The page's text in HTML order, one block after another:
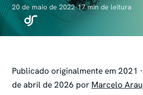
20 de maio de 2022·17 min de leitura
Publicado originalmente em 2021
de abril de 2026 por Marcelo